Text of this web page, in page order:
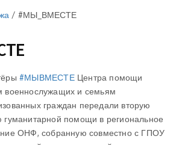
/ #МЫ_ВМЕСТЕ
#МЫВМЕСТЕЦентра помощи
военнослужащих и семьям
граждан передали вторую
гуманитарной помощи в региональное
ОНФ, собранную совместно с ГПОУ